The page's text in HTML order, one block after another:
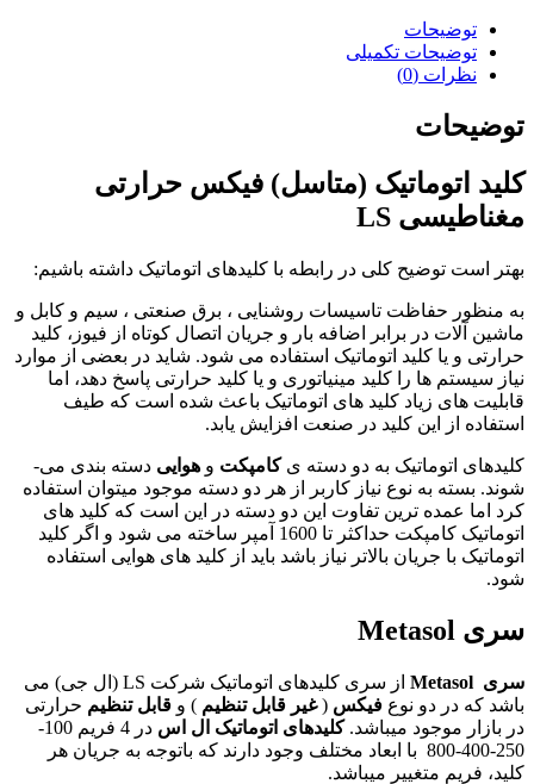
توضیحات
توضیحات تکمیلی
نظرات (0)
توضیحات
کلید اتوماتیک (متاسل) فیکس حرارتی
مغناطیسی LS
بهتر است توضیح کلی در رابطه با کلیدهای اتوماتیک داشته باشیم:
به منظور حفاظت تاسیسات روشنایی ، برق صنعتی ، سیم و کابل و
ماشین آلات در برابر اضافه بار و جریان اتصال کوتاه از فیوز، کلید
حرارتی و یا کلید اتوماتیک استفاده می شود. شاید در بعضی از موارد
نیاز سیستم ها را کلید مینیاتوری و یا کلید حرارتی پاسخ دهد، اما
قابلیت های زیاد کلید های اتوماتیک باعث شده است که طیف
استفاده از این کلید در صنعت افزایش یابد.
کلیدهای اتوماتیک به دو دسته­ یکامپکت و هوایی دسته بندی می­
شوند. بسته به نوع نیاز کاربر از هر دو دسته موجود میتوان استفاده
کرد اما عمده ترین تفاوت این دو دسته در این است که کلید های
اتوماتیک کامپکت حداکثر تا 1600 آمپر ساخته می شود و اگر کلید
اتوماتیک با جریان بالاتر نیاز باشد باید از کلید های هوایی استفاده
شود.
سری Metasol
سری Metasol از سری کلیدهای اتوماتیک شرکت LS (ال جی) می
باشد که در دو نوع فیکس (غیر قابل تنظیم ) و قابل تنظیم حرارتی
در بازار موجود میباشد.کلیدهای اتوماتیک ال اس
در 4 فریم 100-
250-400-800 با ابعاد مختلف وجود دارند که باتوجه به جریان هر
کلید، فریم متغییر میباشد.